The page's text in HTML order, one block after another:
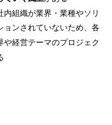
内組織が業界・業種やソリ
ョンされていないため、各
や経営テーマのプロジェク